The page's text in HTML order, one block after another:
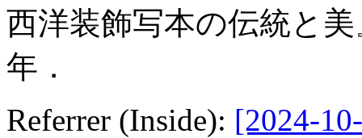
西洋装飾写本の伝統と
年．
Referrer (Inside): [2024-